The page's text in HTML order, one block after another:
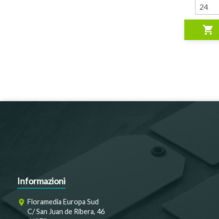
shopping_cart
Informazioni
room Floramedia Europa Sud
C/ San Juan de Ribera, 46